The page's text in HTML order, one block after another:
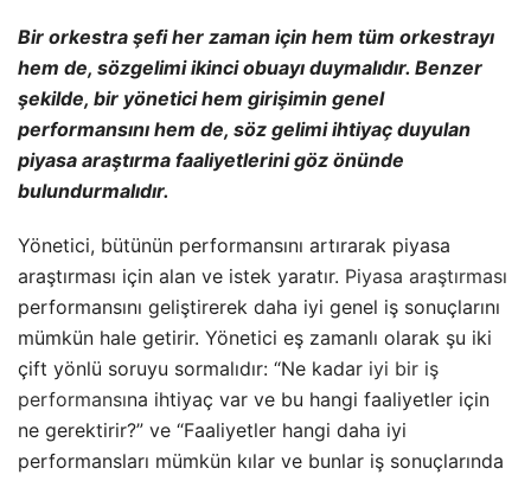
ne gibi ilerlemeler sağlar?”
Öneri: Senfoninizi bestelediniz mi? Patronunuz kendi
senfonisini besteledi mi? Orkestranızla provalara
başladınız mı? İkinci obuayı duyabiliyor musunuz?
Carnegie Hall’da konser vermeye hazır mısınız?
Özgür ŞAHİN YAZARIN PROFILI